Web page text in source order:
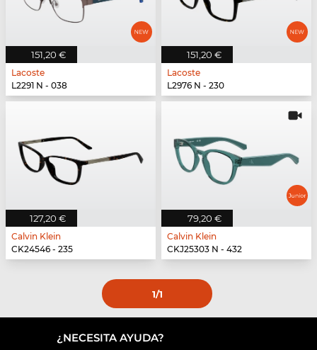
151,20 €
Lacoste
L2291 N - 038
151,20 €
Lacoste
L2976 N - 230
127,20 €
Calvin Klein
CK24546 - 235
79,20 €
Calvin Klein
CKJ25303 N - 432
1/1
¿NECESITA AYUDA?